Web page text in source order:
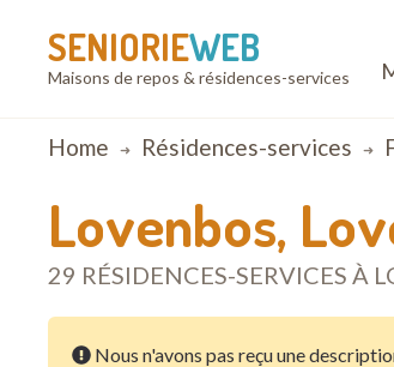
SENIORIEWEB
Maisons de repos & résidences-services
Breadcrumb
Home Résidences-services
Lovenbos,
29 RÉSIDENCES-SERVICES À
Nous n'avons pas reçu une